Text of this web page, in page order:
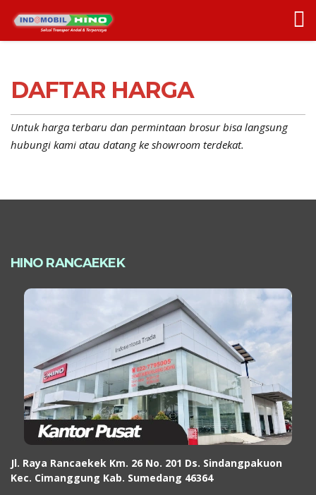
DAFTAR HARGA
Untuk harga terbaru dan permintaan brosur bisa langsung
hubungi kami atau datang ke showroom terdekat.
HINO RANCAEKEK
Jl. Raya Rancaekek Km. 26 No. 201 Ds. Sindangpakuon
Kec. Cimanggung Kab. Sumedang 46364